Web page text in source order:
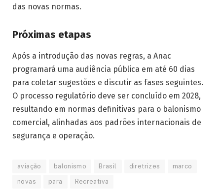
das novas normas.
Próximas etapas
Após a introdução das novas regras, a Anac
programará uma audiência pública em até 60 dias
para coletar sugestões e discutir as fases seguintes.
O processo regulatório deve ser concluído em 2028,
resultando em normas definitivas para o balonismo
comercial, alinhadas aos padrões internacionais de
segurança e operação.
aviação balonismo Brasil diretrizes marco
novas para Recreativa